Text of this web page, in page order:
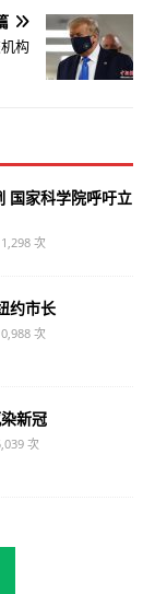
构
国家科学院呼吁立
次
约市长
次
新冠
次